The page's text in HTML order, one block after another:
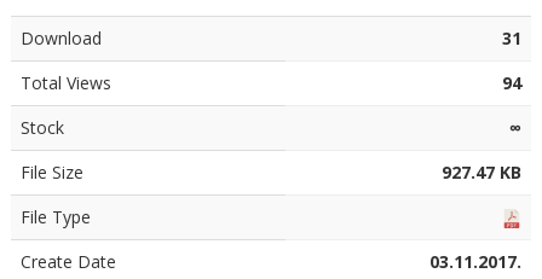
Download
31
Total Views
94
Stock
∞
File Size
927.47 KB
File Type
Create Date
03.11.2017.